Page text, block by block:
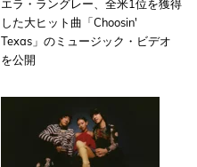
エラ・ラングレー、全米1位を獲得
した大ヒット曲「Choosin'
Texas」のミュージック・ビデオ
を公開